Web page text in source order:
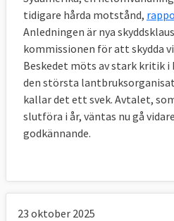
tidigare hårda motstånd,
Anledningen är nya
kommissionen för att skydda
Beskedet möts av stark kritik i
den största
kallar det ett svek. Avtalet,
slutföra i år, väntas nu gå
godkännande.
23 oktober 2025